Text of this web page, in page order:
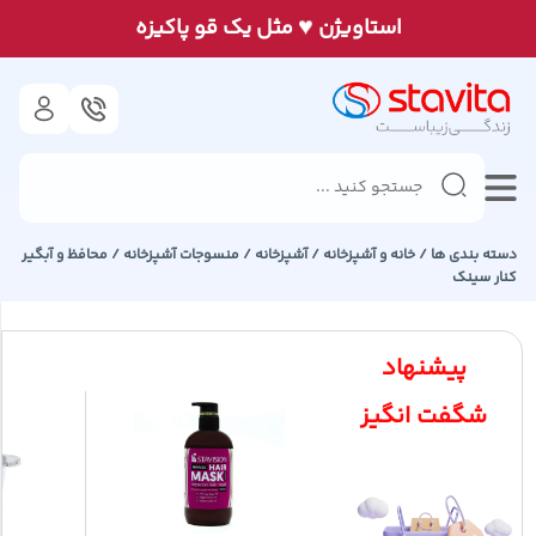
استاويژن ♥مثل يک قو پاكيزه
دسته بندی ها / خانه و آشپزخانه /آشپزخانه / منسوجات آشپزخانه / محافظ و آبگیر
کنار سینک
پیشنهاد
شگفت انگیز